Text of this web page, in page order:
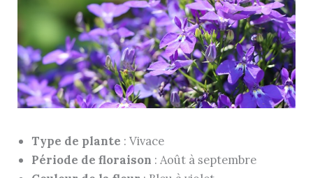
Type de plante : Vivace
Période de floraison : Août à septembre